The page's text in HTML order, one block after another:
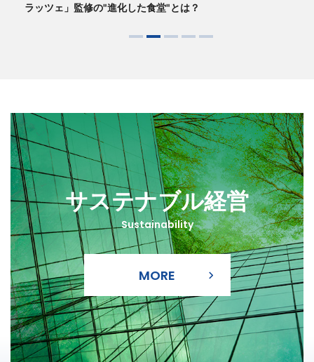
コーポレート・ガバナンスに関する報告書 2026/07/01
ラッツェ」監修の"進化した食堂"とは？
サステナブル経営
Sustainability